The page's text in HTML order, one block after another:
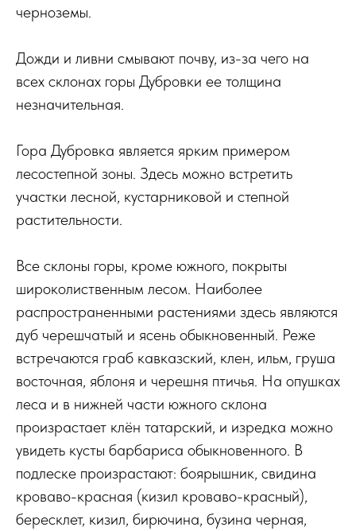
черноземы.
Дожди и ливни смывают почву, из-за чего на
всех склонах горы Дубровки ее толщина
незначительная.
Гора Дубровка является ярким примером
лесостепной зоны. Здесь можно встретить
участки лесной, кустарниковой и степной
растительности.
Все склоны горы, кроме южного, покрыты
широколиственным лесом. Наиболее
распространенными растениями здесь являются
дуб черешчатый и ясень обыкновенный. Реже
встречаются граб кавказский, клен, ильм, груша
восточная, яблоня и черешня птичья. На опушках
леса и в нижней части южного склона
произрастает клён татарский, и изредка можно
увидеть кусты барбариса обыкновенного. В
подлеске произрастают: боярышник, свидина
кроваво-красная (кизил кроваво-красный),
бересклет, кизил, бирючина, бузина черная,